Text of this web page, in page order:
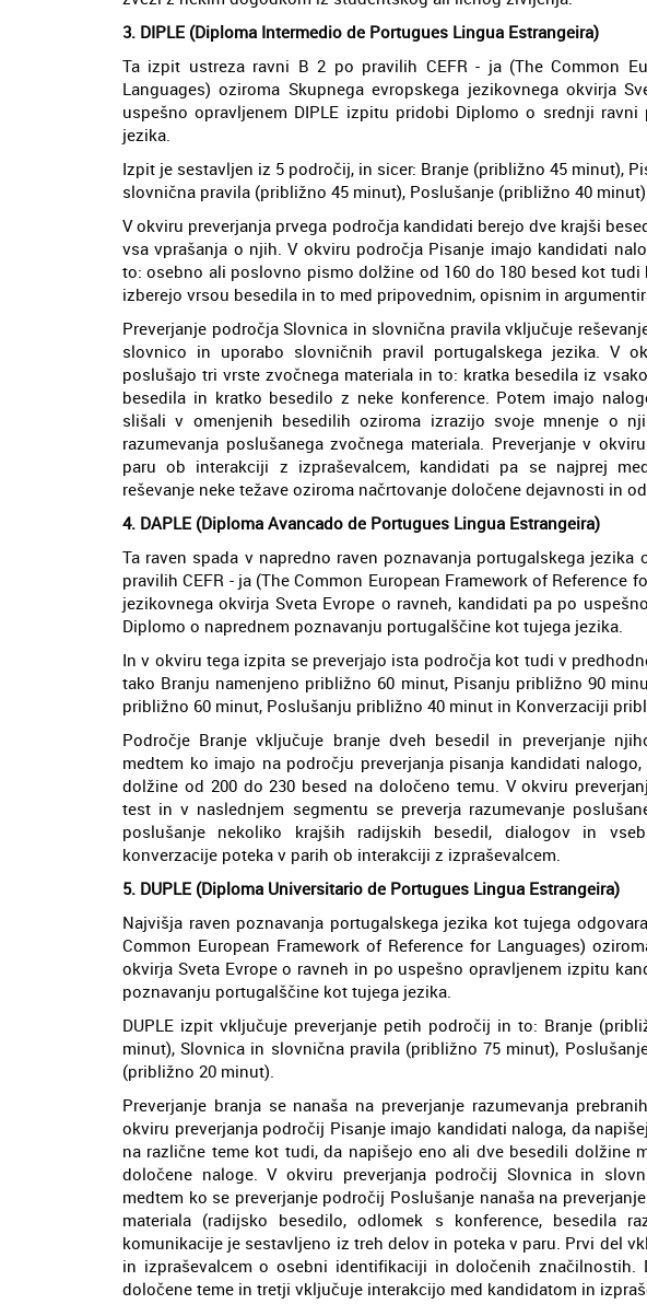
3. DIPLE (Diploma Intermedio de Portugues Lingua Estrangeira)
Ta izpit ustreza ravni B 2 po pravilih CEFR - ja (The Common
Languages) oziroma Skupnega evropskega jezikovnega okvirja
uspešno opravljenem DIPLE izpitu pridobi Diplomo o srednji
jezika.
Izpit je sestavljen iz 5 področij, in sicer: Branje (približno 45 minut),
slovnična pravila (približno 45 minut), Poslušanje (približno 40
V okviru preverjanja prvega področja kandidati berejo dve krajši
vsa vprašanja o njih. V okviru področja Pisanje imajo kandidati
to: osebno ali poslovno pismo dolžine od 160 do 180 besed kot
izberejo vrsou besedila in to med pripovednim, opisnim in
Preverjanje področja Slovnica in slovnična pravila vključuje
slovnico in uporabo slovničnih pravil portugalskega jezika. V
poslušajo tri vrste zvočnega materiala in to: kratka besedila iz
besedila in kratko besedilo z neke konference. Potem imajo
slišali v omenjenih besedilih oziroma izrazijo svoje mnenje o
razumevanja poslušanega zvočnega materiala. Preverjanje v
paru ob interakciji z izpraševalcem, kandidati pa se najprej
reševanje neke težave oziroma načrtovanje določene dejavnosti in
4. DAPLE (Diploma Avancado de Portugues Lingua Estrangeira)
Ta raven spada v napredno raven poznavanja portugalskega
pravilih CEFR - ja (The Common European Framework of Reference
jezikovnega okvirja Sveta Evrope o ravneh, kandidati pa po
Diplomo o naprednem poznavanju portugalščine kot tujega jezika.
In v okviru tega izpita se preverjajo ista področja kot tudi v
tako Branju namenjeno približno 60 minut, Pisanju približno 90
približno 60 minut, Poslušanju približno 40 minut in Konverzaciji
Področje Branje vključuje branje dveh besedil in preverjanje
medtem ko imajo na področju preverjanja pisanja kandidati
dolžine od 200 do 230 besed na določeno temu. V okviru
test in v naslednjem segmentu se preverja razumevanje
poslušanje nekoliko krajših radijskih besedil, dialogov in
konverzacije poteka v parih ob interakciji z izpraševalcem.
5. DUPLE (Diploma Universitario de Portugues Lingua Estrangeira)
Najvišja raven poznavanja portugalskega jezika kot tujega
Common European Framework of Reference for Languages)
okvirja Sveta Evrope o ravneh in po uspešno opravljenem izpitu
poznavanju portugalščine kot tujega jezika.
DUPLE izpit vključuje preverjanje petih področij in to: Branje
minut), Slovnica in slovnična pravila (približno 75 minut),
(približno 20 minut).
Preverjanje branja se nanaša na preverjanje razumevanja
okviru preverjanja področij Pisanje imajo kandidati naloga, da
na različne teme kot tudi, da napišejo eno ali dve besedili dolžine
določene naloge. V okviru preverjanja področij Slovnica in
medtem ko se preverjanje področij Poslušanje nanaša na
materiala (radijsko besedilo, odlomek s konference, besedila
komunikacije je sestavljeno iz treh delov in poteka v paru. Prvi del
in izpraševalcem o osebni identifikaciji in določenih značilnostih.
določene teme in tretji vključuje interakcijo med kandidatom in